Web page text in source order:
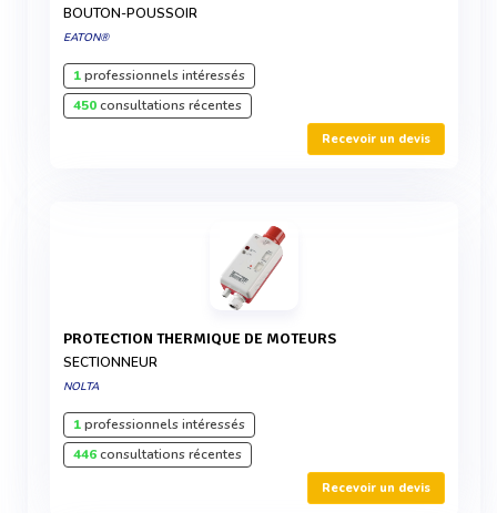
BOUTON-POUSSOIR
EATON®
1professionnels intéressés
450consultations récentes
Recevoir un devis
PROTECTION THERMIQUE DE MOTEURS
SECTIONNEUR
NOLTA
1professionnels intéressés
446consultations récentes
Recevoir un devis